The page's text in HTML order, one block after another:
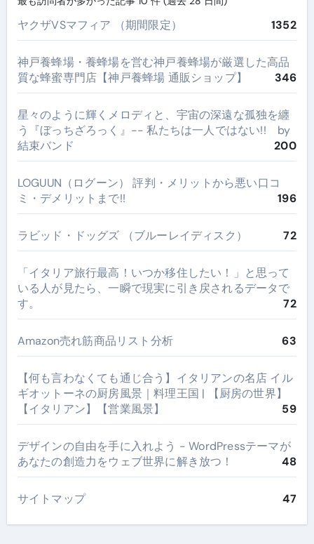
ヤクザVSマフィア （期間限定） 1352
神戸養蜂場・養蜂場を営む神戸養蜂場が厳選した高品
質な蜂蜜専門店【神戸養蜂場 通販ショップ】
346
星々のように輝くメロディと、宇宙の深遠な孤独を纏
う『ぼっちざろっく』-- 私たちは一人ではない!! by
結束バンド
200
LOGUUN（ログーン） 評判・メリットから悪い口コ
ミ・デメリットまで!!
196
ラビッド・ドッグズ （ブルーレイディスク） 72
​「イタリア旅行最高！いつか移住したい！」と思って
いる人が見たら、一瞬で現実に引き戻されるデータで
す。
72
Amazon売れ筋商品リスト分析 63
【何も言わなくても通じ合う】イタリアンの名店 イル
ギオットーネの厨房風景｜料理王国 | 【厨房の世界】
【イタリアン】【営業風景】
59
デザインの自由を手に入れよう - WordPressテーマが
あなたの創造力をウェブ世界に解き放つ！
48
サイトマップ 47